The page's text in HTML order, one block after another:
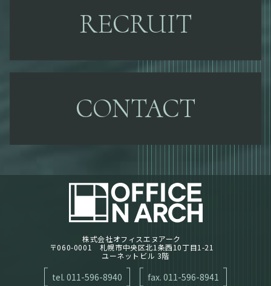
RECRUIT
CONTACT
株式会社オフィスエヌアーク
〒060-0001 札幌市中央区北1条西10丁目1-21
ユーネットビル 3階
tel. 011-596-8940 fax. 011-596-8941